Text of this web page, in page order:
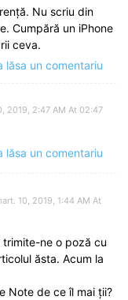
Nu scriu din
Cumpără un iPhone
ceva.
un comentariu
2019, 2:47 AM At 02:47
un comentariu
10, 2019, 1:44 AM At
trimite-ne o poză cu
ăsta. Acum la
Note de ce îl mai ții?